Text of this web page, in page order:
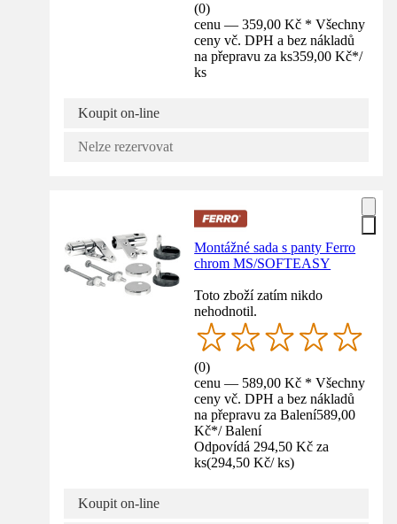
(0)
cenu — 359,00 Kč * Všechny
ceny vč. DPH a bez nákladů
na přepravu za ks359,00 Kč*/
ks
Koupit on-line
Nelze rezervovat
Montážné sada s panty Ferro
chrom MS/SOFTEASY
Toto zboží zatím nikdo
nehodnotil.
(0)
cenu — 589,00 Kč * Všechny
ceny vč. DPH a bez nákladů
na přepravu za Balení589,00
Kč*/ Balení
Odpovídá 294,50 Kč za
ks(294,50 Kč/ ks)
Koupit on-line